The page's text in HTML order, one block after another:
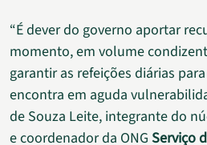
“É dever do governo aportar
momento, em volume
garantir as refeições diárias
encontra em aguda
de Souza Leite, integrante do
e coordenador da ONG Serviço